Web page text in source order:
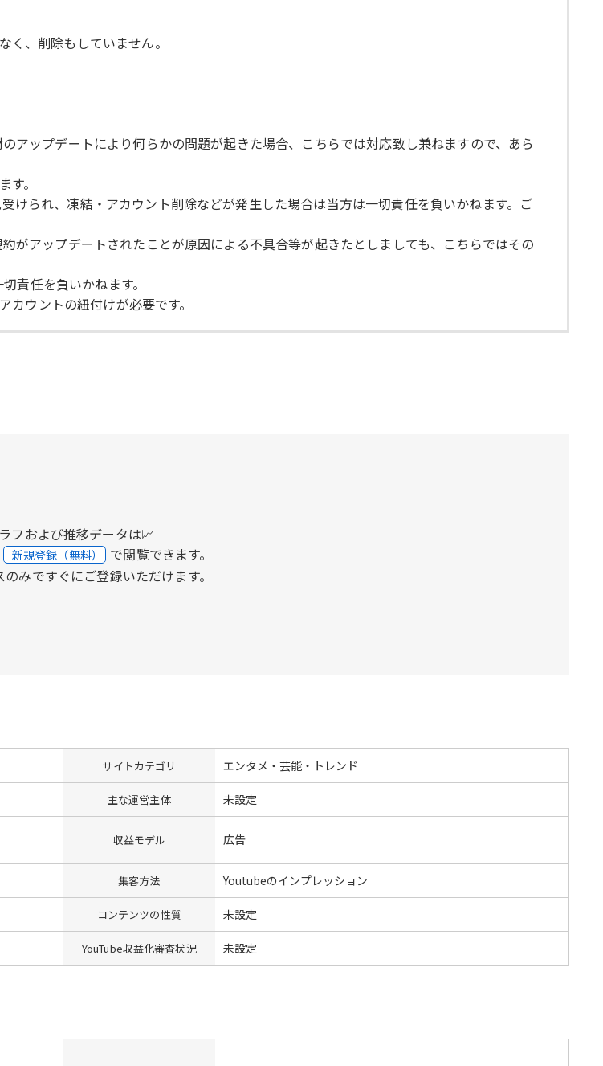
、削除もしていません。
アップデートにより何らかの問題が起きた場合、こちらでは対応致し兼ねますので、あら
。
けられ、凍結・アカウント削除などが発生した場合は当方は一切責任を負いかねます。ご
がアップデートされたことが原因による不具合等が起きたとしましても、こちらではその
責任を負いかねます。
ウントの紐付けが必要です。
フおよび推移データは📈
新規登録（無料） で閲覧できます。
みですぐにご登録いただけます。
サイトカテゴリ エンタメ・芸能・トレンド
主な運営主体 未設定
収益モデル 広告
集客方法 Youtubeのインプレッション
コンテンツの性質 未設定
YouTube収益化審査状況 未設定